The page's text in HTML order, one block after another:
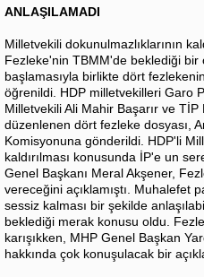
ANLAŞILAMADI
Milletvekili dokunulmazlıklarının
Fezleke'nin TBMM'de beklediği bir
başlamasıyla birlikte dört
öğrenildi. HDP milletvekilleri Garo
Milletvekili Ali Mahir Başarır ve TİP
düzenlenen dört fezleke dosyası,
Komisyonuna gönderildi. HDP'li
kaldırılması konusunda İP'e un
Genel Başkanı Meral Akşener,
vereceğini açıklamıştı. Muhalefet
sessiz kalması bir şekilde
beklediği merak konusu oldu.
karışıkken, MHP Genel Başkan
hakkında çok konuşulacak bir